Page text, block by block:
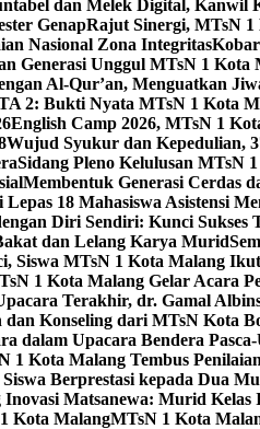
dan Melek Digital, Kanwil
GenapRajut Sinergi, MTsN 1
Nasional Zona Integritas
Generasi Unggul MTsN 1 Kota
Al-Qur’an, Menguatkan
2: Bukti Nyata MTsN 1 Kota
English Camp 2026, MTsN 1
Wujud Syukur dan Kepedulian,
Sidang Pleno Kelulusan MTsN
Membentuk Generasi Cerdas
18 Mahasiswa Asistensi
Diri Sendiri: Kunci
dan Lelang Karya Murid
Siswa MTsN 1 Kota Malang
1 Kota Malang Gelar Acara
Terakhir, dr. Gamal
Konseling dari MTsN Kota
dalam Upacara Bendera
1 Kota Malang Tembus
Berprestasi kepada Dua
Inovasi Matsanewa: Murid
Kota MalangMTsN 1 Kota